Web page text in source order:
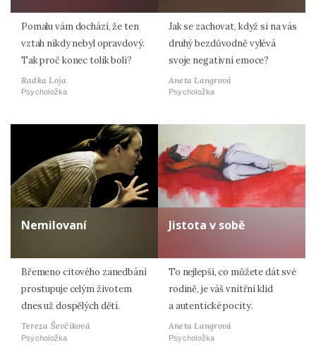
Pomalu vám dochází, že ten
vztah nikdy nebyl opravdový.
Tak proč konec tolik bolí?
Radka Loja
Psycholožka
Jak se zachovat, když si na vás
druhý bezdůvodně vylévá
svoje negativní emoce?
Aneta Langrová
Psycholožka
Nemilovaní
Břemeno citového zanedbání
prostupuje celým životem
dnes už dospělých dětí.
Tereza Ševčíková
Psycholožka
Jistota v sobě
To nejlepší, co můžete dát své
rodině, je váš vnitřní klid
a autentické pocity.
Aneta Langrová
Psycholožka